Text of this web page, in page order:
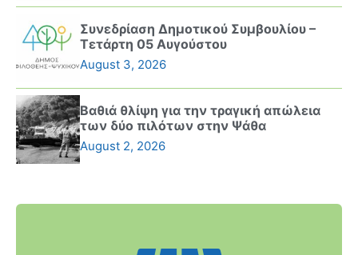
Συνεδρίαση Δημοτικού Συμβουλίου –
Τετάρτη 05 Αυγούστου
August 3, 2026
Βαθιά θλίψη για την τραγική απώλεια
των δύο πιλότων στην Ψάθα
August 2, 2026